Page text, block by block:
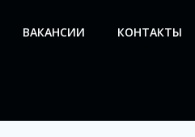
ВАКАНСИИ КОНТАКТЫ